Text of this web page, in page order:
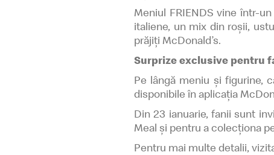
Meniul FRIENDS vine într-
italiene, un mix din roșii,
prăjiți McDonald’s.
Surprize exclusive pentru
Pe lângă meniu și figurine,
disponibile în aplicația
Din 23 ianuarie, fanii sunt
Meal și pentru a colecționa
Pentru mai multe detalii,